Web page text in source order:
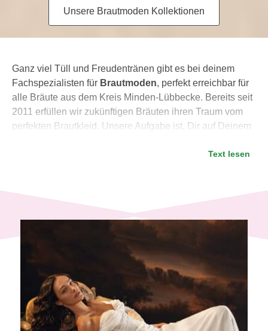
Unsere Brautmoden Kollektionen
Ganz viel Tüll und Freudentränen gibt es bei deinem
Fachspezialisten für Brautmoden, perfekt erreichbar für
alle Bräute aus dem Kreis Minden-Lübbecke. Bereits seit
2011 erfüllen wir zukünftigen Bräuten ihren Traum vom
perfekten Brautkleid. Unsere Aufgabe ist, Dir auf Deinem
passenden Hochzeitsoutfit zu verhelfen. Seit unserem
separaten Umkleidebereichen
ganz viel Platz bieten.
In unserem großen, klimatisierten Brautmodegeschäft in
Hille-Rothenuffeln, nahe Minden führen wir
Hochzeitskleider in allen Stilrichtungen
bis 56
. Ob Du eine Boho oder eine Classic Braut sein
möchtest, endlich Deinen Prinzessinnen-Mädchentraum
ausleben möchtest oder noch völlig unentschlossen bist:
Bei 400 Brautkleidern ist bestimmt auch Dein Traumkleid
dabei! Unsere Hochzeitskleider sind aus aktuellen
Text lesen